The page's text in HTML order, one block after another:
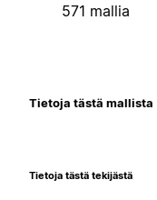
571 mallia
Tietoja tästä mallista
Tietoja tästä tekijästä